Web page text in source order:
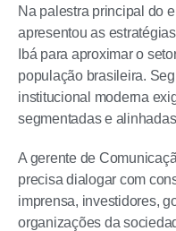
Na palestra principal do
apresentou as
Ibá para aproximar o
população brasileira.
institucional moderna
segmentadas e
A gerente de
precisa dialogar com
imprensa, investidores,
organizações da